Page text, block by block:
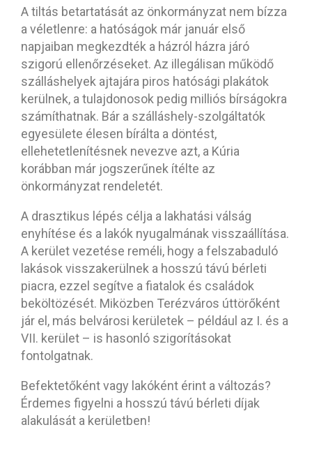
A tiltás betartatását az önkormányzat nem bízza
a véletlenre: a hatóságok már január első
napjaiban megkezdték a házról házra járó
szigorú ellenőrzéseket. Az illegálisan működő
szálláshelyek ajtajára piros hatósági plakátok
kerülnek, a tulajdonosok pedig milliós bírságokra
számíthatnak. Bár a szálláshely-szolgáltatók
egyesülete élesen bírálta a döntést,
ellehetetlenítésnek nevezve azt, a Kúria
korábban már jogszerűnek ítélte az
önkormányzat rendeletét.
A drasztikus lépés célja a lakhatási válság
enyhítése és a lakók nyugalmának visszaállítása.
A kerület vezetése reméli, hogy a felszabaduló
lakások visszakerülnek a hosszú távú bérleti
piacra, ezzel segítve a fiatalok és családok
beköltözését. Miközben Terézváros úttörőként
jár el, más belvárosi kerületek – például az I. és a
VII. kerület – is hasonló szigorításokat
fontolgatnak.
Befektetőként vagy lakóként érint a változás?
Érdemes figyelni a hosszú távú bérleti díjak
alakulását a kerületben!